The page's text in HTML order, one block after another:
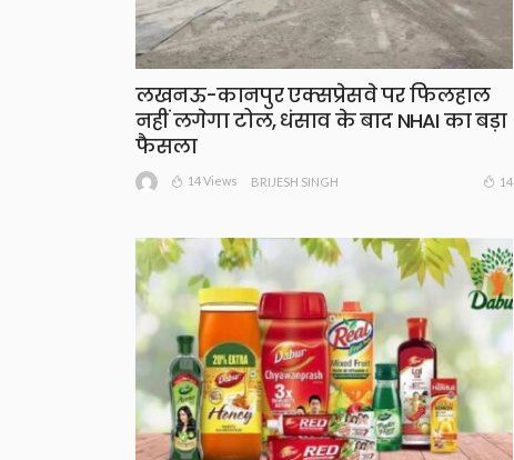
लखनऊ-कानपुर एक्सप्रेसवे पर फिलहाल
नहीं लगेगा टोल, धंसाव के बाद NHAI का बड़ा
फैसला
14 Views BRIJESH SINGH 14